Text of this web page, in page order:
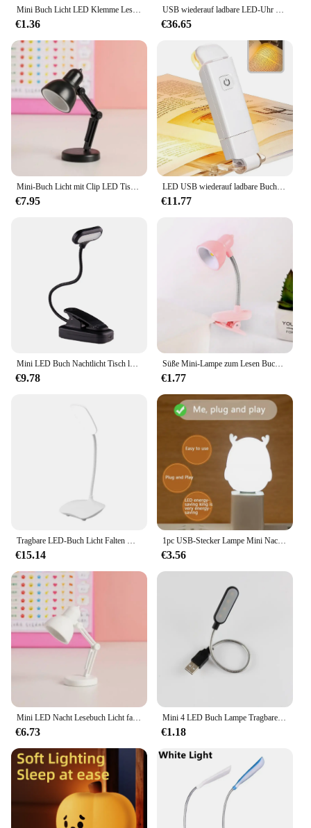
Mini Buch Licht LED Klemme Lese lampe Nachtlichter Bücher zu lesen Lesezeichen Schreibtisch Dekoration Schlafzimmer Schreib ständer Notizbuch klein
€1.36
USB wiederauf ladbare LED-Uhr dimmbare Schreibtisch lampe 2 Köpfe Grad Drehung faltbare Desktop-Lesung Nachtlicht Augenschutz
€36.65
Mini-Buch Licht mit Clip LED Tisch lampe faltbare Nacht zu Hause Zimmer Computer Nachtlichter Auge Reise buch Licht Haushalts gerät
€7.95
LED USB wiederauf ladbare Buch Licht Lese lampe Augenschutz Nachtlicht tragbare Clip Schreibtisch Licht Lesezeichen Lese licht Nacht lampe
€11.77
€9.78
Süße Mini-Lampe zum Lesen Buch Augenschutz drehbare Lese lampe mit Klemme Lese lampen für Bücher Schreibtisch Tisch Schlafzimmer
€1.77
€15.14
1pc USB-Stecker Lampe Mini Nachtlicht Geschenk Computer mobile Strom aufladung kleine Buch lampen LED Augenschutz quadratische Lese lampe
€3.56
€6.73
Mini 4 LED Buch Lampe Tragbare USB Lesen Nacht Lampe Weiß/Warme Farbe Tisch Schreibtisch Lampe Für Laptop Power bank Notebook PC Computer
€1.18